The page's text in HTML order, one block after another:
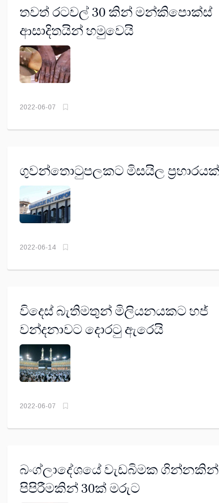
තවත් රටවල් 30 කින් මන්කිපොක්ස්
ආසාදිතයින් හමුවෙයි
2022-06-07
ගුවන්තොටුපලකට මිසයිල
2022-06-14
විදෙස් බැතිමතුන් මිලියනයකට හජ්
වන්දනාවට දොරටු ඇරෙයි
2022-06-07
බංග්ලාදේශයේ වැඩබිමක ගින්නකින්
පිපිරීමකින් 30ක් මරුට